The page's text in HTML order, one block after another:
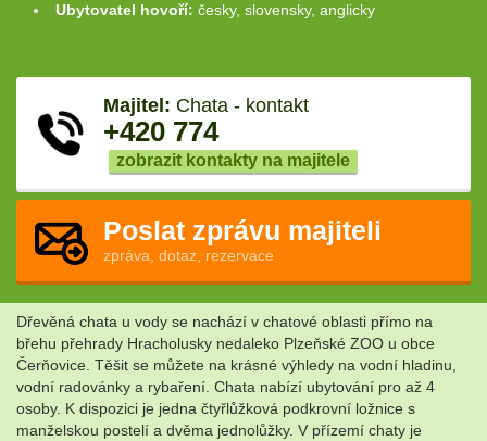
Ubytovatel hovoří: česky, slovensky, anglicky
Majitel: Chata - kontakt
+420 774
zobrazit kontakty na majitele
Poslat zprávu majiteli
zpráva, dotaz, rezervace
Dřevěná chata u vody se nachází v chatové oblasti přímo na
břehu přehrady Hracholusky nedaleko Plzeňské ZOO u obce
Čerňovice. Těšit se můžete na krásné výhledy na vodní hladinu,
vodní radovánky a rybaření. Chata nabízí ubytování pro až 4
osoby. K dispozici je jedna čtyřlůžková podkrovní ložnice s
manželskou postelí a dvěma jednolůžky. V přízemí chaty je